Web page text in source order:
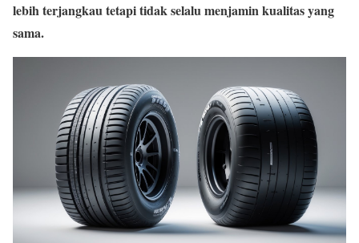
lebih terjangkau tetapi tidak selalu menjamin kualitas yang
sama.